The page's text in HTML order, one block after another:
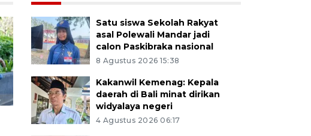
Satu siswa Sekolah Rakyat
asal Polewali Mandar jadi
calon Paskibraka nasional
8 Agustus 2026 15:38
Kakanwil Kemenag: Kepala
daerah di Bali minat dirikan
widyalaya negeri
4 Agustus 2026 06:17